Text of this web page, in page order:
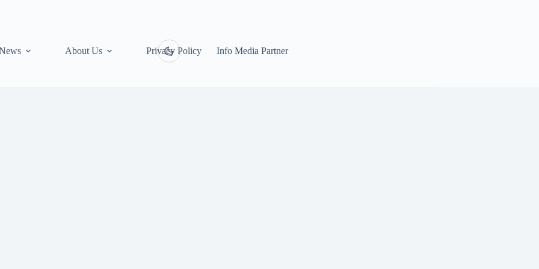
About Us Privacy Policy Info Media Partner